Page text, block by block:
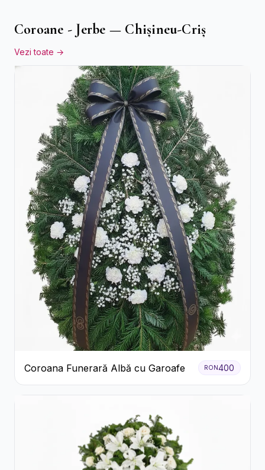
Coroane - Jerbe — Chișineu-Criș
Vezi toate →
Coroana Funerară Albă cu Garoafe RON400